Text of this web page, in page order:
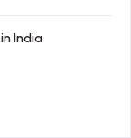
India